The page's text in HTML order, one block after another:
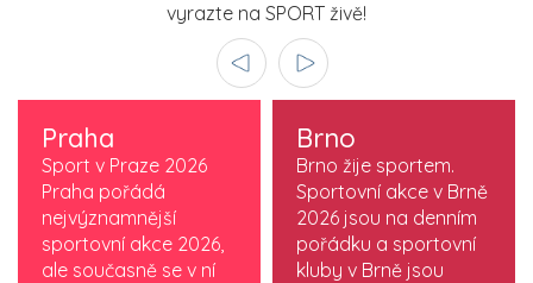
vyrazte na SPORT živě!
Praha
Sport v Praze 2026
Praha pořádá
nejvýznamnější
sportovní akce 2026,
ale současně se v ní
Brno
Brno žije sportem.
Sportovní akce v Brně
2026 jsou na denním
pořádku a sportovní
kluby v Brně jsou